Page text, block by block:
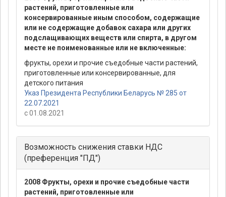
растений, приготовленные или
консервированные иным способом, содержащие
или не содержащие добавок сахара или других
подслащивающих веществ или спирта, в другом
месте не поименованные или не включенные:
фрукты, орехи и прочие съедобные части растений,
приготовленные или консервированные, для
детского питания
Указ Президента Республики Беларусь № 285 от
22.07.2021
с 01.08.2021
Возможность снижения ставки НДС
(преференция "ПД")
2008 Фрукты, орехи и прочие съедобные части
растений, приготовленные или